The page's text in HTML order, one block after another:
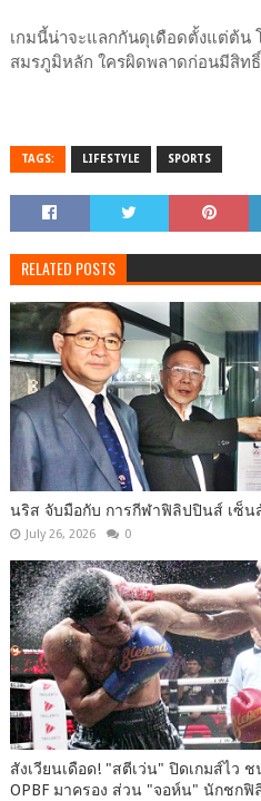
เกมนี้น่าจะแลกกันดุเดือดตั้งแต่ต้น
สมรภูมิหลัก ใครผิดพลาดก่อนมีสิท
TAGS: LIFESTYLE SPORTS
RELATED POSTS
นริส จับมือกับ การกีฬาฟิลิปปินส์ เซ็
July 26, 2026 0
สังเวียนเดือด! "สตีเว่น" ปิดเกมส์ไว
OPBF มาครอง ส่วน "จอห์น" นักชก